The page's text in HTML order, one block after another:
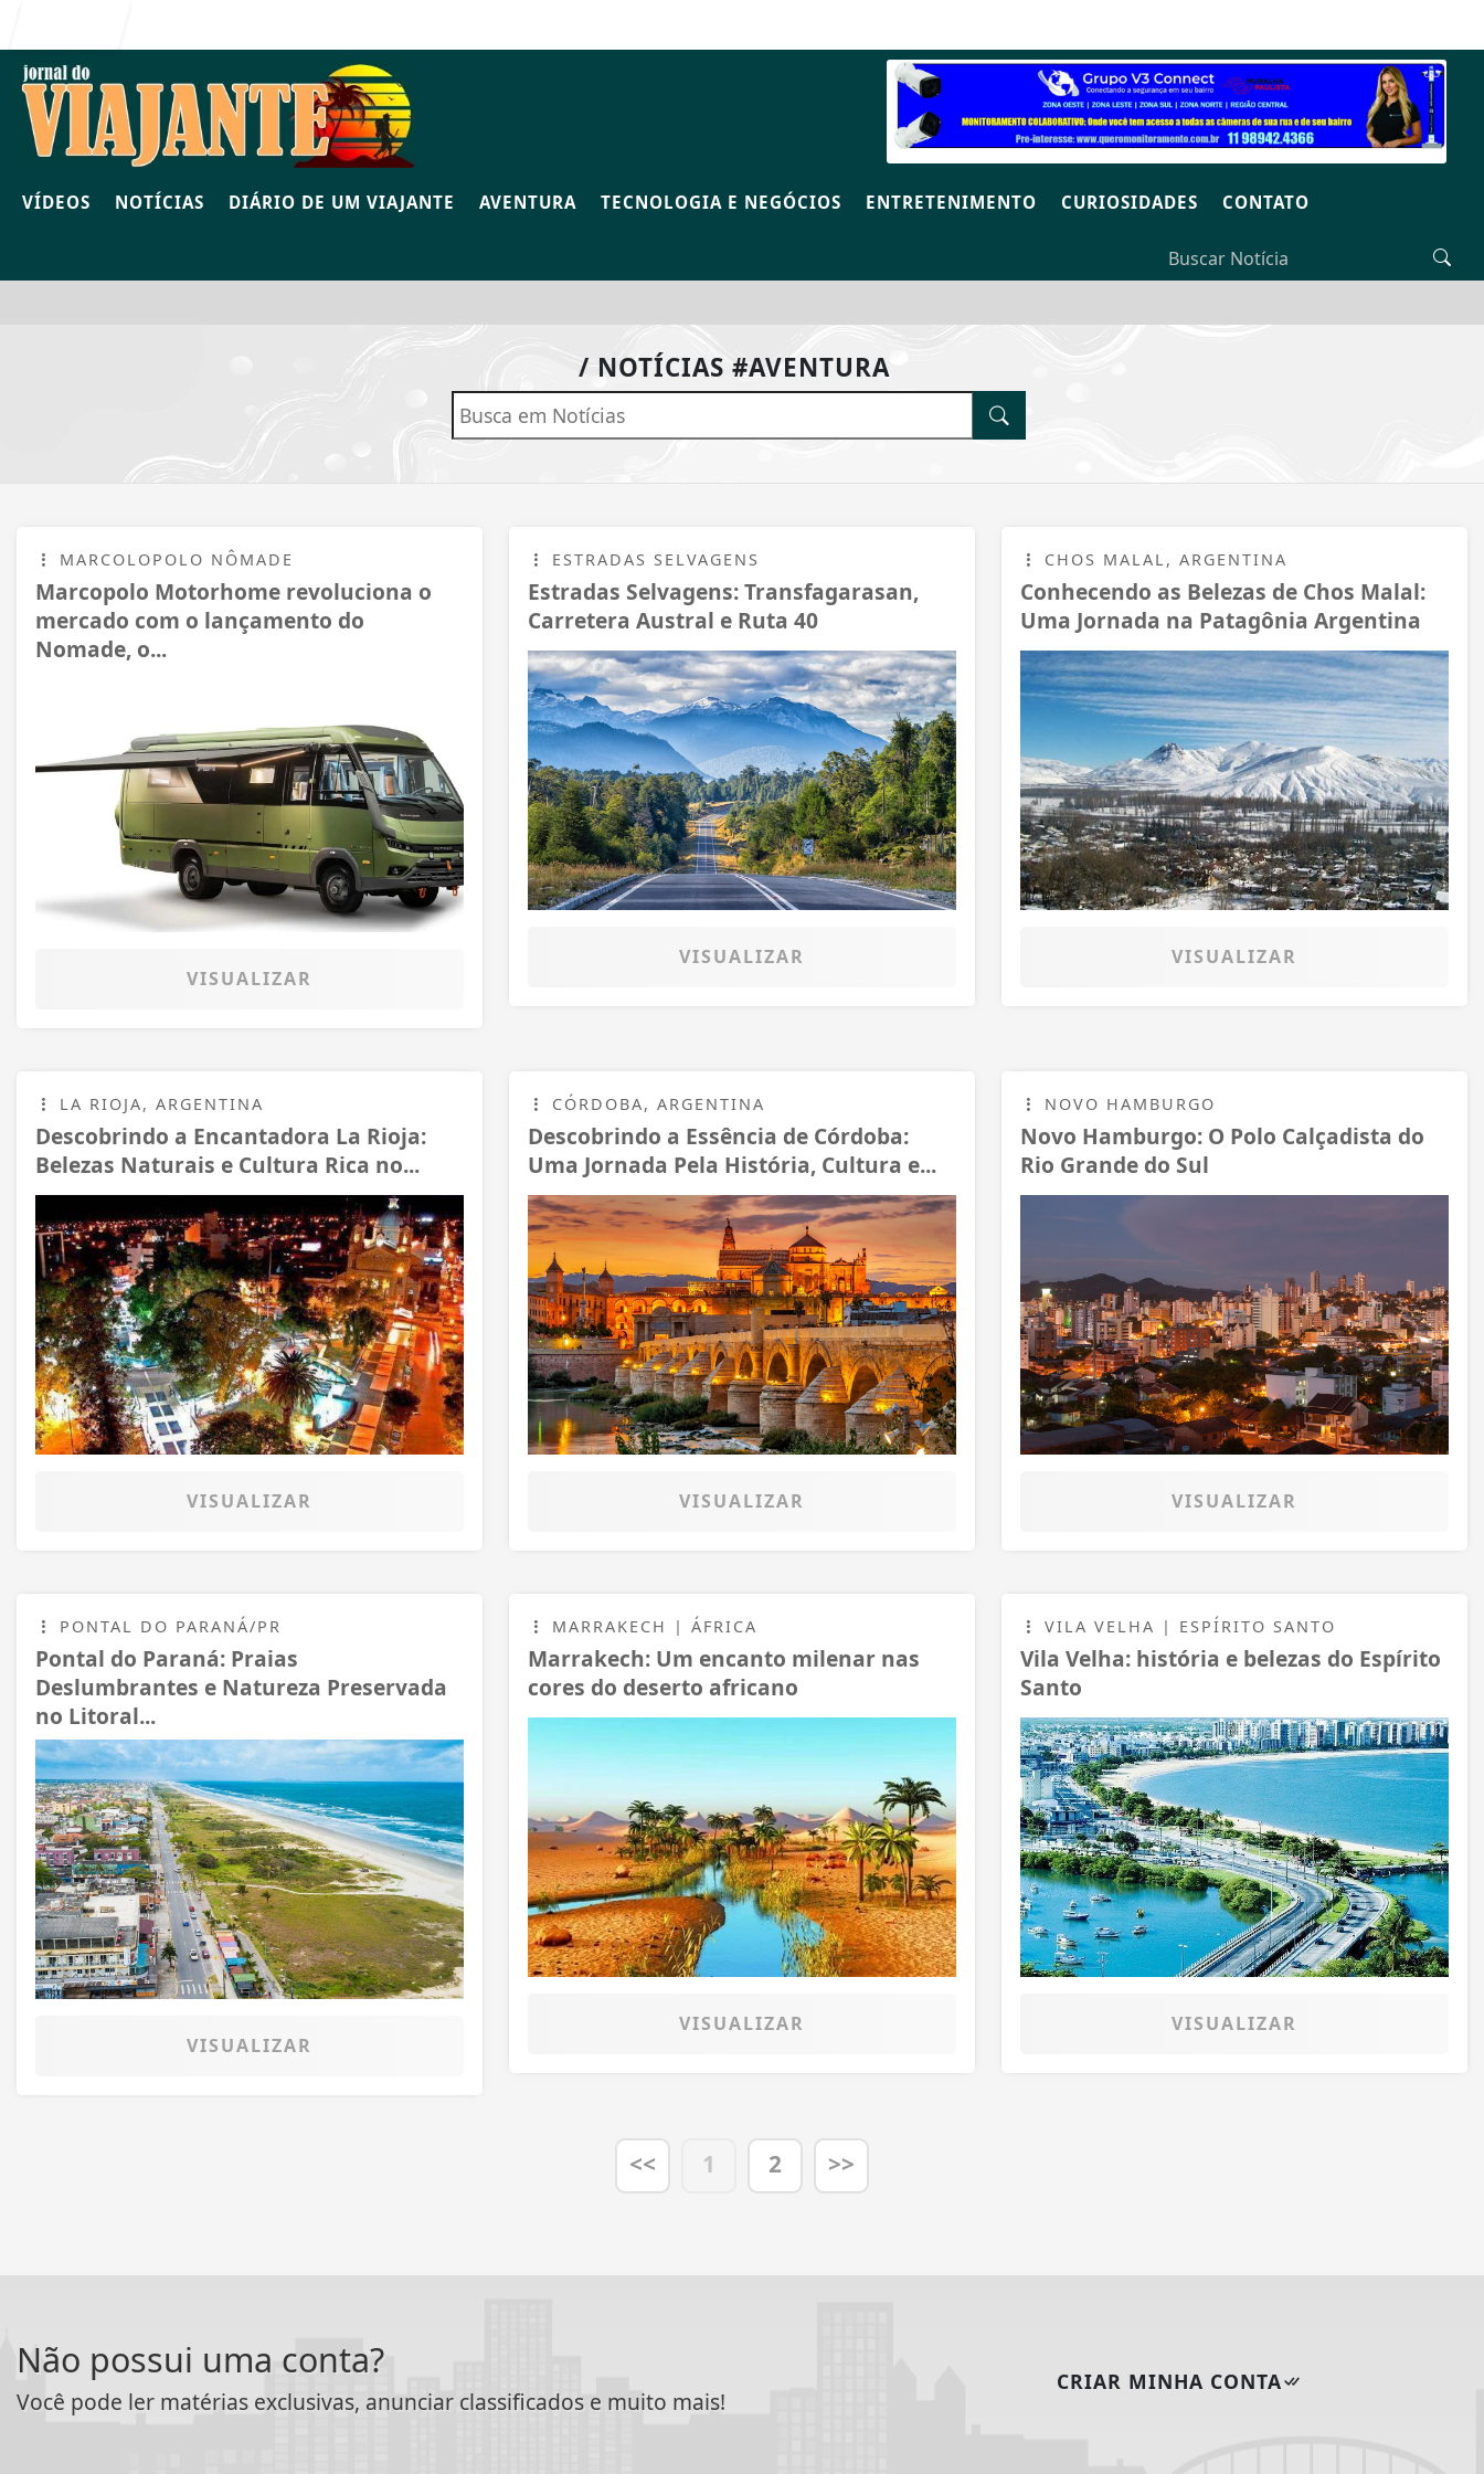
VÍDEOS NOTÍCIAS DIÁRIO DE UM VIAJANTE AVENTURA TECNOLOGIA E NEGÓCIOS ENTRETENIMENTO CURIOSIDADES CONTATO
/ NOTÍCIAS #AVENTURA
MARCOLOPOLO NÔMADE
Marcopolo Motorhome revoluciona o
mercado com o lançamento do
Nomade, o...
VISUALIZAR
ESTRADAS SELVAGENS
Estradas Selvagens: Transfagarasan,
Carretera Austral e Ruta 40
VISUALIZAR
CHOS MALAL, ARGENTINA
Conhecendo as Belezas de Chos Malal:
Uma Jornada na Patagônia Argentina
VISUALIZAR
LA RIOJA, ARGENTINA
Descobrindo a Encantadora La Rioja:
Belezas Naturais e Cultura Rica no...
VISUALIZAR
CÓRDOBA, ARGENTINA
Descobrindo a Essência de Córdoba:
Uma Jornada Pela História, Cultura e...
VISUALIZAR
NOVO HAMBURGO
Novo Hamburgo: O Polo Calçadista do
Rio Grande do Sul
VISUALIZAR
PONTAL DO PARANÁ/PR
Pontal do Paraná: Praias
Deslumbrantes e Natureza Preservada
no Litoral...
VISUALIZAR
MARRAKECH | ÁFRICA
Marrakech: Um encanto milenar nas
cores do deserto africano
VISUALIZAR
VILA VELHA | ESPÍRITO SANTO
Vila Velha: história e belezas do Espírito
Santo
VISUALIZAR
<< 1 2 >>
Não possui uma conta?
Você pode ler matérias exclusivas, anunciar classificados e muito mais!
CRIAR MINHA CONTA